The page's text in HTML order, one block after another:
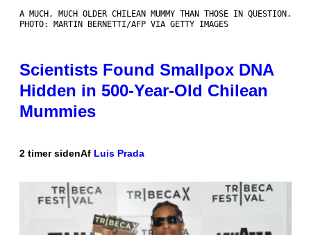
A MUCH, MUCH OLDER CHILEAN MUMMY THAN THOSE IN QUESTION.
PHOTO: MARTIN BERNETTI/AFP VIA GETTY IMAGES
Scientists Found Smallpox DNA
Hidden in 500-Year-Old Chilean
Mummies
2 timer sidenAf Luis Prada